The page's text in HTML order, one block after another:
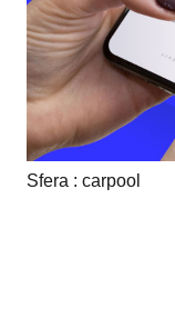
Sfera : carpool